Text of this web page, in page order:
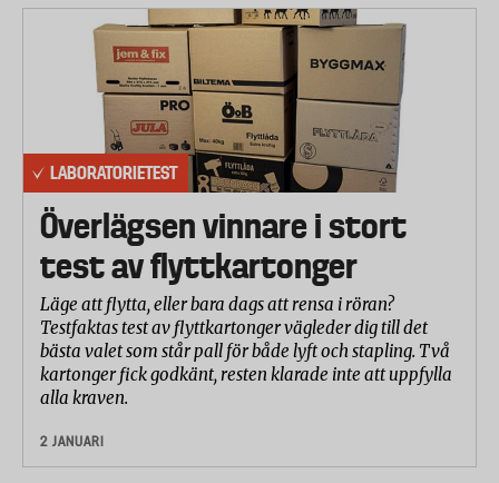
LABORATORIETEST
Överlägsen vinnare i stort
test av flyttkartonger
Läge att flytta, eller bara dags att rensa i röran?
Testfaktas test av flyttkartonger vägleder dig till det
bästa valet som står pall för både lyft och stapling. Två
kartonger fick godkänt, resten klarade inte att uppfylla
alla kraven.
2 JANUARI